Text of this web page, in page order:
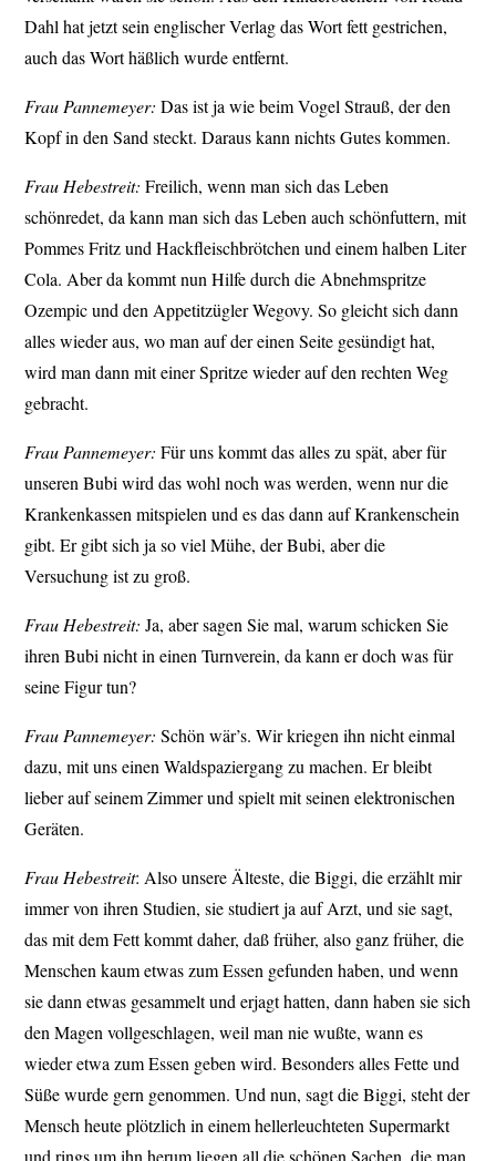
Dahl hat jetzt sein englischer Verlag das Wort fett gestrichen,
auch das Wort häßlich wurde entfernt.
Frau Pannemeyer:Das ist ja wie beim Vogel Strauß, der den
Kopf in den Sand steckt. Daraus kann nichts Gutes kommen.
Frau Hebestreit: Freilich, wenn man sich das Leben
schönredet, da kann man sich das Leben auch schönfuttern, mit
Pommes Fritz und Hackfleischbrötchen und einem halben Liter
Cola. Aber da kommt nun Hilfe durch die Abnehmspritze
Ozempic und den Appetitzügler Wegovy. So gleicht sich dann
alles wieder aus, wo man auf der einen Seite gesündigt hat,
wird man dann mit einer Spritze wieder auf den rechten Weg
gebracht.
Frau Pannemeyer:Für uns kommt das alles zu spät, aber für
unseren Bubi wird das wohl noch was werden, wenn nur die
Krankenkassen mitspielen und es das dann auf Krankenschein
gibt. Er gibt sich ja so viel Mühe, der Bubi, aber die
Versuchung ist zu groß.
Frau Hebestreit:Ja, aber sagen Sie mal, warum schicken Sie
ihren Bubi nicht in einen Turnverein, da kann er doch was für
seine Figur tun?
Frau Pannemeyer:Schön wär’s. Wir kriegen ihn nicht einmal
dazu, mit uns einen Waldspaziergang zu machen. Er bleibt
lieber auf seinem Zimmer und spielt mit seinen elektronischen
Geräten.
Frau Hebestreit: Also unsere Älteste, die Biggi, die erzählt mir
immer von ihren Studien, sie studiert ja auf Arzt, und sie sagt,
das mit dem Fett kommt daher, daß früher, also ganz früher, die
Menschen kaum etwas zum Essen gefunden haben, und wenn
sie dann etwas gesammelt und erjagt hatten, dann haben sie sich
den Magen vollgeschlagen, weil man nie wußte, wann es
wieder etwa zum Essen geben wird. Besonders alles Fette und
Süße wurde gern genommen. Und nun, sagt die Biggi, steht der
Mensch heute plötzlich in einem hellerleuchteten Supermarkt
und rings um ihn herum liegen all die schönen Sachen, die man